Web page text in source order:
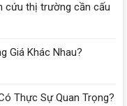
cứu thị trường cần cấu
Giá Khác Nhau?
Thực Sự Quan Trọng?